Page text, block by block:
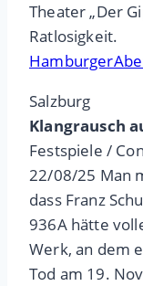
Theater „Der
Ratlosigkeit.
Salzburg
Klangrausch
Festspiele /
22/08/25 Man
dass Franz
936A hätte
Werk, an dem
Tod am 19.